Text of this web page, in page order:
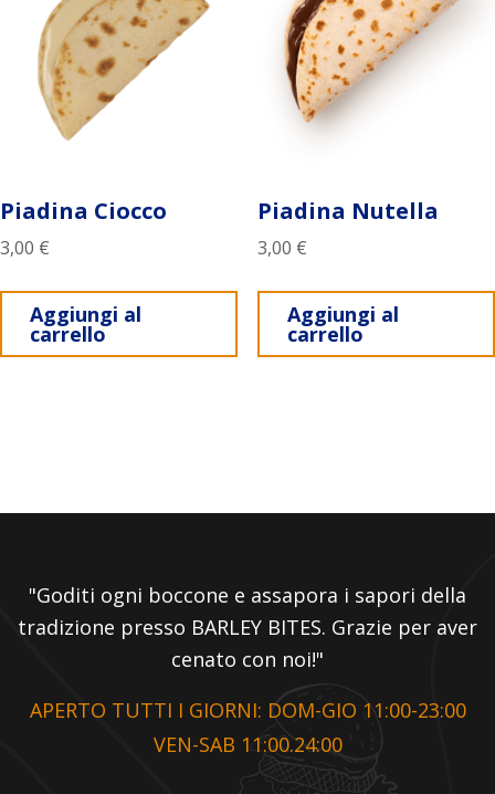
Piadina Ciocco
3,00 €
Aggiungi al
carrello
Piadina Nutella
3,00 €
Aggiungi al
carrello
"Goditi ogni boccone e assapora i sapori della
tradizione presso BARLEY BITES. Grazie per aver
cenato con noi!"
APERTO TUTTI I GIORNI: DOM-GIO 11:00-23:00
VEN-SAB 11:00.24:00